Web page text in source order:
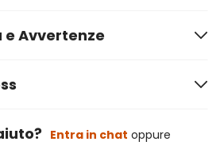
Avvertenze
Entra in chat oppure